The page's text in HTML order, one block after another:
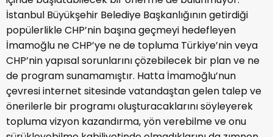
İstanbul Büyükşehir Belediye Başkanlığının getirdiği
popülerlikle CHP’nin başına geçmeyi hedefleyen
İmamoğlu ne CHP’ye ne de topluma Türkiye’nin veya
CHP’nin yapısal sorunlarını çözebilecek bir plan ve ne
de program sunamamıştır. Hatta İmamoğlu’nun
çevresi internet sitesinde vatandaştan gelen talep ve
önerilerle bir programı oluşturacaklarını söyleyerek
topluma vizyon kazandırma, yön verebilme ve onu